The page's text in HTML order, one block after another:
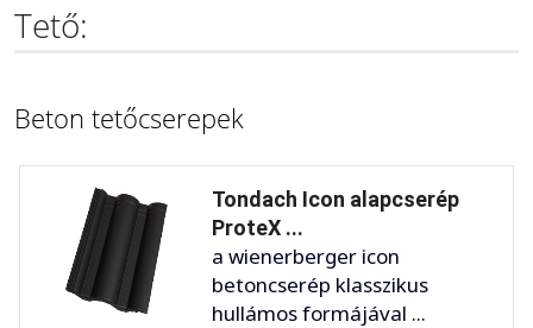
Tető:
Beton tetőcserepek
Tondach Icon alapcserép
ProteX ...
a wienerberger icon
betoncserép klasszikus
hullámos formájával ...